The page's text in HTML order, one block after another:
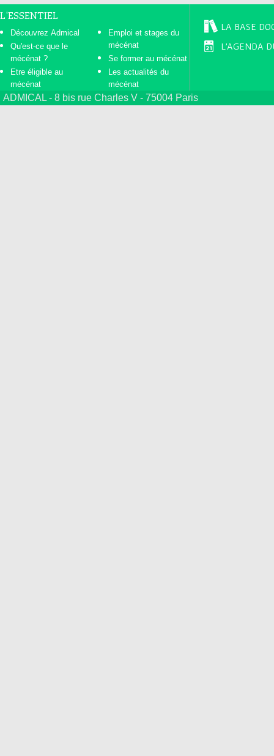
L'ESSENTIEL
Découvrez Admical
Qu'est-ce que le
mécénat ?
Etre éligible au
mécénat
Emploi et stages du
mécénat
Se former au mécénat
Les actualités du
mécénat
LA BASE
L'AGENDA
ADMICAL - 8 bis rue Charles V - 75004 Paris